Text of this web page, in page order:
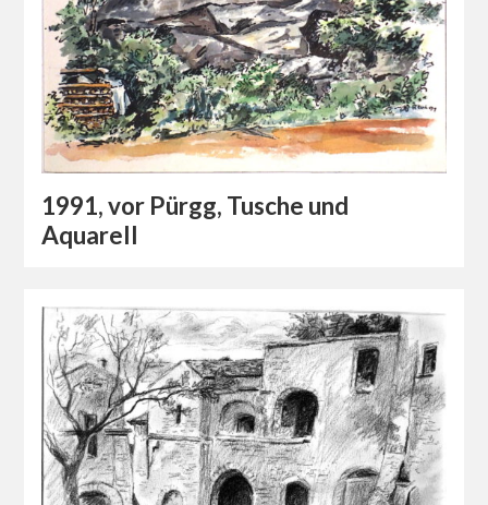
1991, vor Pürgg, Tusche und
Aquarell